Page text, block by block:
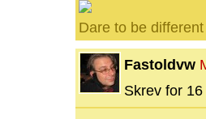
Dare to be different
Fastoldvw
Skrev for